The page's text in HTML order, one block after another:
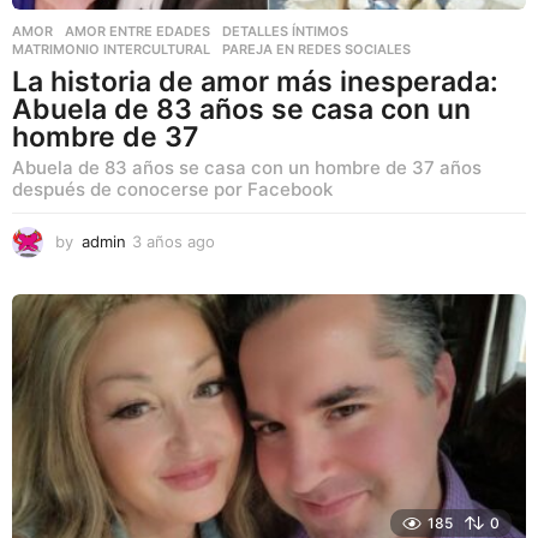
AMOR AMOR ENTRE EDADES ,DETALLES ÍNTIMOS
MATRIMONIO INTERCULTURAL
,PAREJA EN REDES SOCIALES
La historia de amor más inesperada:
Abuela de 83 años se casa con un
hombre de 37
Abuela de 83 años se casa con un hombre de 37 años
después de conocerse por Facebook
by admin 3 años ago
o
a
g
o
185 0